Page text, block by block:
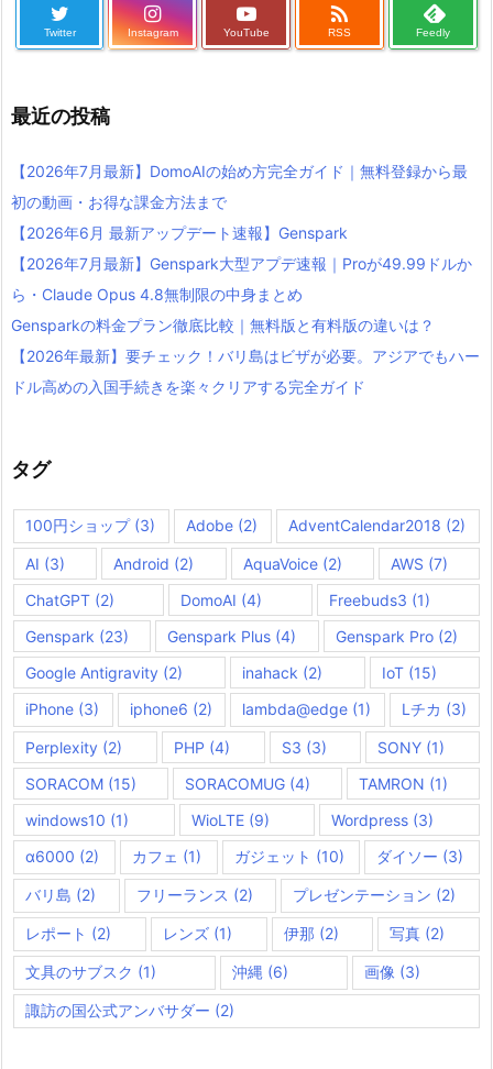
Twitter Instagram YouTube

RSS Feedly
最近の投稿
【2026年7月最新】DomoAIの始め方完全ガイド｜無料登録から最
初の動画・お得な課金方法まで
【2026年6月 最新アップデート速報】Genspark
【2026年7月最新】Genspark大型アプデ速報｜Proが49.99ドルか
ら・Claude Opus 4.8無制限の中身まとめ
Gensparkの料金プラン徹底比較｜無料版と有料版の違いは？
【2026年最新】要チェック！バリ島はビザが必要。アジアでもハー
ドル高めの入国手続きを楽々クリアする完全ガイド
タグ
100円ショップ(3) Adobe (2) AdventCalendar2018 (2)
AI (3) Android (2) AquaVoice(2) AWS (7)
ChatGPT (2) DomoAI (4) Freebuds3 (1)
Genspark (23) Genspark Plus (4) Genspark Pro(2)
Google Antigravity (2) inahack (2) IoT (15)
iPhone (3) iphone6 (2) lambda@edge (1) Lチカ (3)
Perplexity (2) PHP (4) S3 (3) SONY (1)
SORACOM (15) SORACOMUG (4) TAMRON (1)
windows10 (1) WioLTE(9) Wordpress (3)
α6000 (2) カフェ (1) ガジェット (10) ダイソー (3)
バリ島 (2) フリーランス (2) プレゼンテーション (2)
レポート (2) レンズ(1) 伊那 (2) 写真 (2)
文具のサブスク (1) 沖縄 (6) 画像 (3)
諏訪の国公式アンバサダー (2)